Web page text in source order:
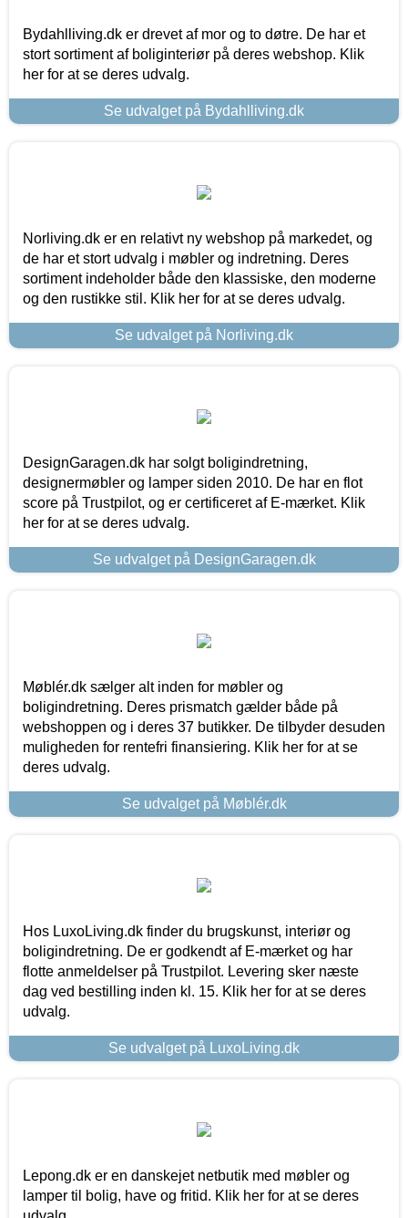
Bydahlliving.dk er drevet af mor og to døtre. De har et
stort sortiment af boliginteriør på deres webshop. Klik
her for at se deres udvalg.
Se udvalget på Bydahlliving.dk
Norliving.dk er en relativt ny webshop på markedet, og
de har et stort udvalg i møbler og indretning. Deres
sortiment indeholder både den klassiske, den moderne
og den rustikke stil. Klik her for at se deres udvalg.
Se udvalget på Norliving.dk
DesignGaragen.dk har solgt boligindretning,
designermøbler og lamper siden 2010. De har en flot
score på Trustpilot, og er certificeret af E-mærket. Klik
her for at se deres udvalg.
Se udvalget på DesignGaragen.dk
Møblér.dk sælger alt inden for møbler og
boligindretning. Deres prismatch gælder både på
webshoppen og i deres 37 butikker. De tilbyder desuden
muligheden for rentefri finansiering. Klik her for at se
deres udvalg.
Se udvalget på Møblér.dk
Hos LuxoLiving.dk finder du brugskunst, interiør og
boligindretning. De er godkendt af E-mærket og har
flotte anmeldelser på Trustpilot. Levering sker næste
dag ved bestilling inden kl. 15. Klik her for at se deres
udvalg.
Se udvalget på LuxoLiving.dk
Lepong.dk er en danskejet netbutik med møbler og
lamper til bolig, have og fritid. Klik her for at se deres